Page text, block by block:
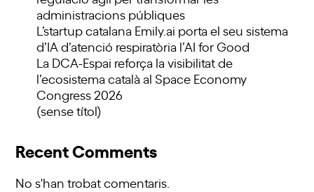
administracions públiques
L’startup catalana Emily.ai porta el seu sistema
d’IA d’atenció respiratòria l’AI for Good
La DCA-Espai reforça la visibilitat de
l’ecosistema català al Space Economy
Congress 2026
(sense títol)
Recent Comments
No s'han trobat comentaris.